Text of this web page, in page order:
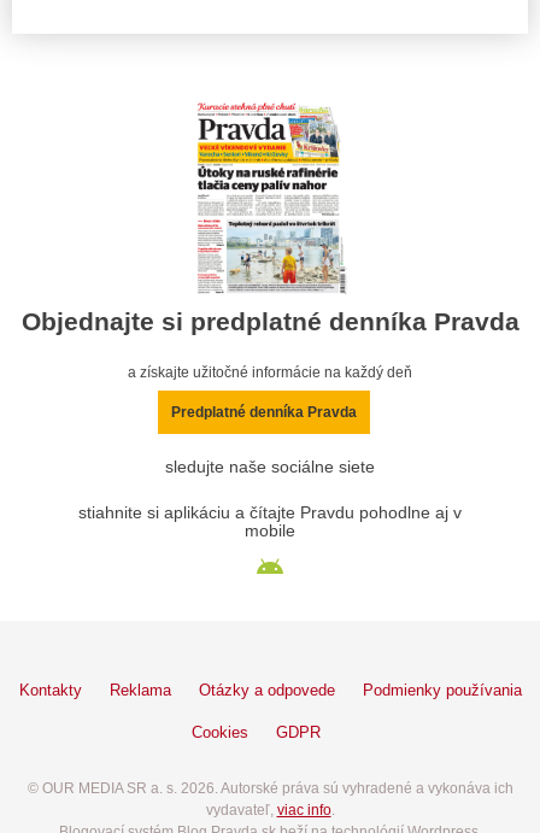
Objednajte si predplatné denníka Pravda
a získajte užitočné informácie na každý deň
Predplatné denníka Pravda
sledujte naše sociálne siete
stiahnite si aplikáciu a čítajte Pravdu pohodlne aj v
mobile
Kontakty Reklama Otázky a odpovede Podmienky používania
Cookies GDPR
© OUR MEDIA SR a. s. 2026. Autorské práva sú vyhradené a vykonáva ich
vydavateľ, viac info.